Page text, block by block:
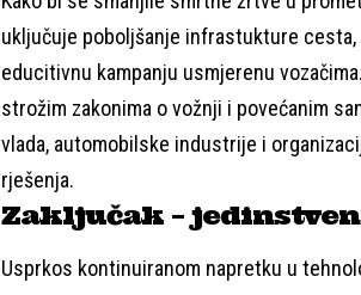
uključuje poboljšanje infrastukture
educitivnu kampanju usmjerenu
strožim zakonima o vožnji i povećanim
vlada, automobilske industrije i
rješenja.
Zaključak –
Usprkos kontinuiranom napretku u